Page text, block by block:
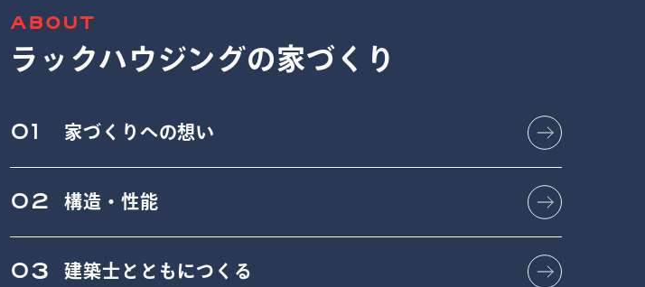
ABOUT
ラックハウジングの家づくり
01 家づくりへの想い
02 構造・性能
03 建築士とともにつくる